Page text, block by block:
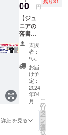
い。
伝えさ
せてい
ただき
ます！
・プレ
オープ
ン当日
カフェ
料金を
500円引
きさせ
ていた
だきま
す！ ・
ご支援
者様に
00 円
【ジュ
ニアの
落書き
orファ
ンマT
シャツ
プラ
ン】 A.
ジュニ
ア(息子)
が初め
てデザ
インし
たTシャ
ツ
支援
者：
9人
お届
け予
定：
2024
年04
月
詳細を見る
こ
の
リ
タ
ー
ン
を
選
択